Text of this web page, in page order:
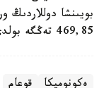
469,85 تەڭگە بولدى.
ەكونوميكا قوعام